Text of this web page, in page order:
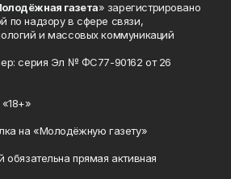
газета» зарегистрировано
по надзору в сфере связи,
и массовых коммуникаций
серия Эл № ФС77-90162 от 26
на «Молодёжную газету»
обязательна прямая активная